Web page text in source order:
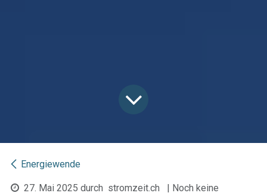
Energiewende
27. Mai 2025 durch stromzeit.ch
| Noch keine